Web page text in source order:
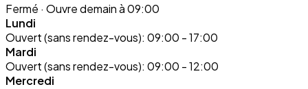
Fermé · Ouvre demain à 09:00
Lundi
Ouvert (sans rendez-vous): 09:00 - 17:00
Mardi
Ouvert (sans rendez-vous): 09:00 - 12:00
Mercredi